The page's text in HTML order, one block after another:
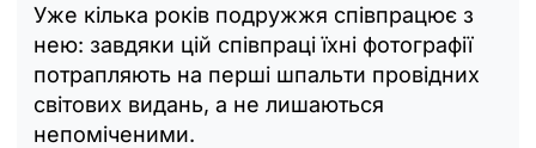
Уже кілька років подружжя співпрацює з
нею: завдяки цій співпраці їхні фотографії
потрапляють на перші шпальти провідних
світових видань, а не лишаються
непоміченими.